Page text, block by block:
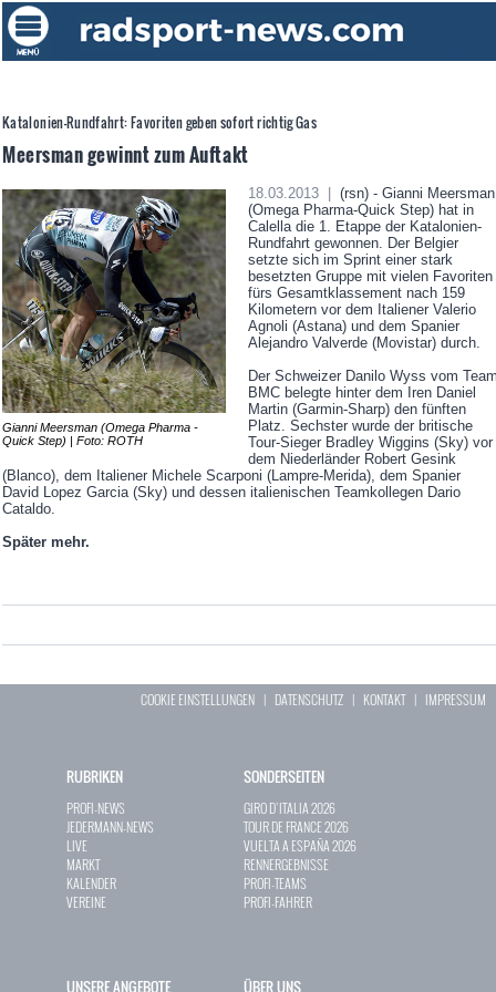
Katalonien-Rundfahrt: Favoriten geben sofort richtig Gas
Meersman gewinnt zum Auftakt
Gianni Meersman (Omega Pharma -
Quick Step) | Foto: ROTH
18.03.2013 |
(rsn) - Gianni Meersman
(Omega Pharma-Quick Step) hat in
Calella die 1. Etappe der Katalonien-
Rundfahrt gewonnen. Der Belgier
setzte sich im Sprint einer stark
besetzten Gruppe mit vielen Favoriten
fürs Gesamtklassement nach 159
Kilometern vor dem Italiener Valerio
Agnoli (Astana) und dem Spanier
Alejandro Valverde (Movistar) durch.
Der Schweizer Danilo Wyss vom
BMC belegte hinter dem Iren Daniel
Martin (Garmin-Sharp) den fünften
Platz. Sechster wurde der britische
Tour-Sieger Bradley Wiggins (Sky) vor
dem Niederländer Robert Gesink
(Blanco), dem Italiener Michele Scarponi (Lampre-Merida), dem Spanier
David Lopez Garcia (Sky) und dessen italienischen Teamkollegen Dario
Cataldo.
Später mehr.
COOKIE EINSTELLUNGEN | DATENSCHUTZ | KONTAKT| IMPRESSUM
RUBRIKEN
PROFI-NEWS
JEDERMANN-NEWS
LIVE
MARKT
KALENDER
VEREINE
SONDERSEITEN
GIRO D`ITALIA 2026
TOUR DE FRANCE 2026
VUELTA A ESPAÑA 2026
RENNERGEBNISSE
PROFI-TEAMS
PROFI-FAHRER
UNSERE ANGEBOTE ÜBER UNS